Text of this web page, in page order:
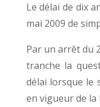
Le délai de dix
mai 2009 de
Par un arrêt du
tranche la
délai lorsque le
en vigueur de la